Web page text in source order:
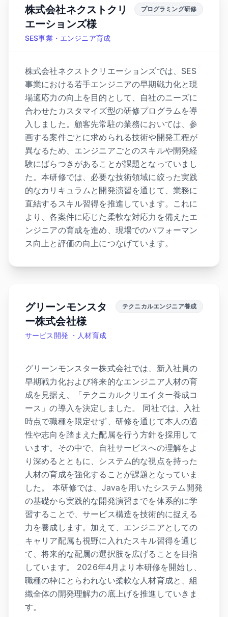
株式会社ネクストクリ
エーションズ様
SES事業・エンジニア育成
プログラミング研修
株式会社ネクストクリエーションズでは、SES
事業における若手エンジニアの早期戦力化と現
場適応力の向上を目的として、自社のニーズに
合わせたカスタマイズ型の研修プログラムを導
入しました。顧客先常駐の業務においては、参
画する案件ごとに求められる技術や開発工程が
異なるため、エンジニアごとのスキルや開発経
験にばらつきがあることが課題となっていまし
た。本研修では、必要な技術領域に絞った実践
的なカリキュラムと開発演習を通じて、業務に
直結するスキル習得を推進しています。これに
より、各案件に応じた柔軟な対応力を備えたエ
ンジニアの育成を進め、現場でのパフォーマン
ス向上と評価の向上につなげています。
グリーンモンスタ
ー株式会社様
サービス開発 ・人材育成
テクニカルエンジニア養成
グリーンモンスター株式会社では、新入社員の
早期戦力化および将来的なエンジニア人材の育
成を見据え、「テクニカルクリエイター養成コ
ース」の導入を決定しました。 同社では、入社
時点で職種を限定せず、研修を通じて本人の適
性や志向を踏まえた配属を行う方針を採用して
います。その中で、自社サービスへの理解をよ
り深めるとともに、システム的な視点を持った
人材の育成を強化することが課題となっていま
した。 本研修では、Javaを用いたシステム開発
の基礎から実践的な開発演習までを体系的に学
習することで、サービス構造を技術的に捉える
力を養成します。加えて、エンジニアとしての
キャリア配属も視野に入れたスキル習得を通じ
て、将来的な配属の選択肢を広げることを目指
しています。 2026年4月より本研修を開始し、
職種の枠にとらわれない柔軟な人材育成と、組
織全体の開発理解力の底上げを推進していきま
す。